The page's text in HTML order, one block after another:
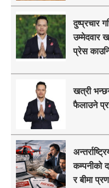
दुष्प्रचार
उम्मेदवार
प्रेस
खत्री
फैलाउने
कम्पनीको
र बीमा